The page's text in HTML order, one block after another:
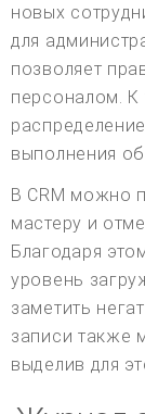
новых
для
позволяет
персоналом. К
выполнения
В CRM можно
мастеру и
Благодаря
уровень
заметить
записи также
выделив для